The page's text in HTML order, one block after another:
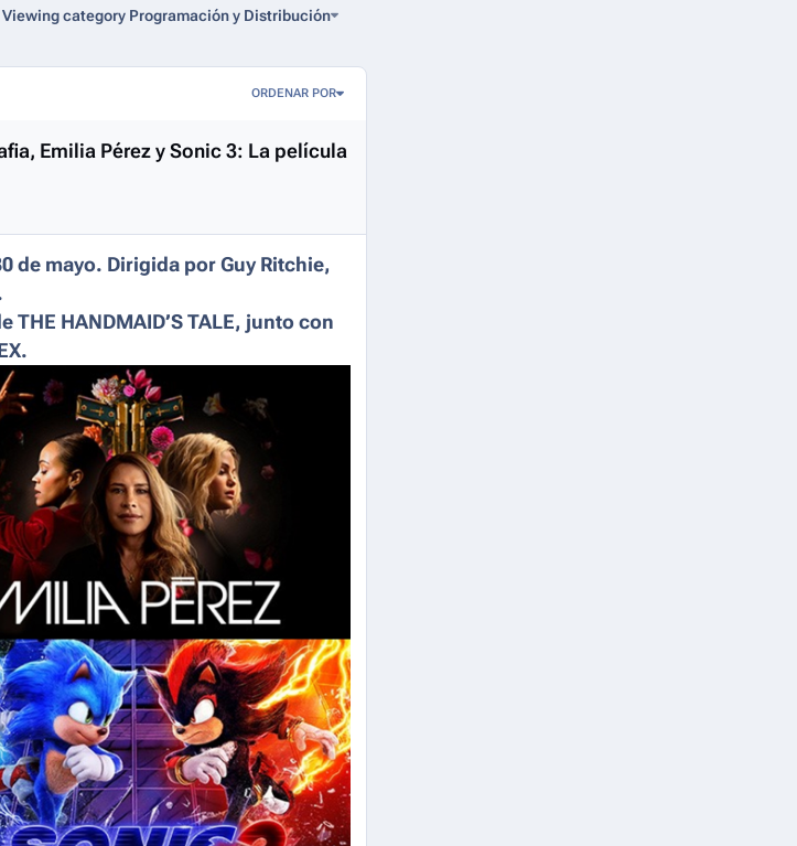
Viewing category Programación y Distribución
ORDENAR POR
Emilia Pérez y Sonic 3: La película
de mayo. Dirigida por Guy Ritchie,
HANDMAID’S TALE, junto con